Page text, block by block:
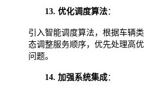
13. 优化调度算法：
引入智能调度算法，根据车辆
态调整服务顺序，优先处理高
问题。
14. 加强系统集成：